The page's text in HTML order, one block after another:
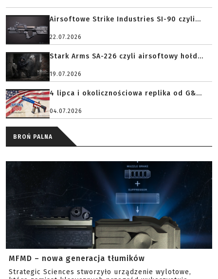
Airsoftowe Strike Industries SI-90 czyli...
22.07.2026
Stark Arms SA-226 czyli airsoftowy hołd...
19.07.2026
4 lipca i okolicznościowa replika od G&...
04.07.2026
BROŃ PALNA
MFMD – nowa generacja tłumików
Strategic Sciences stworzyło urządzenie wylotowe,